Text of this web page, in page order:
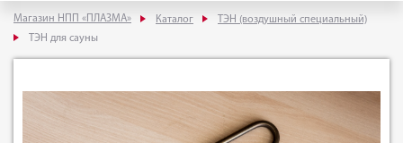
Магазин НПП «ПЛАЗМА» Каталог
ТЭН (воздушный специальный)
ТЭН для сауны